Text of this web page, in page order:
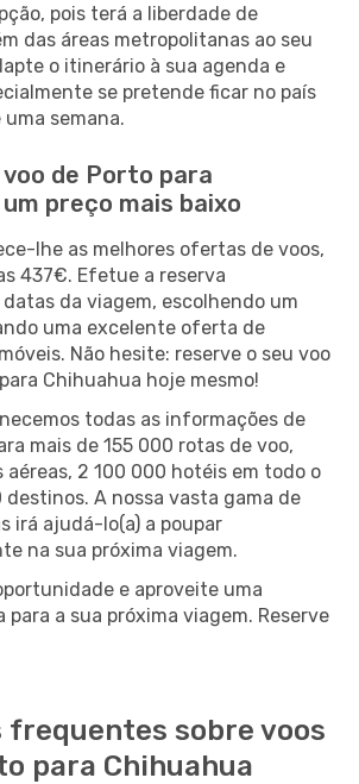
pois terá a liberdade de
das áreas metropolitanas ao seu
o itinerário à sua agenda e
se pretende ficar no país
semana.
de Porto para
preço mais baixo
lhe as melhores ofertas de voos,
437€. Efetue a reserva
da viagem, escolhendo um
uma excelente oferta de
Não hesite: reserve o seu voo
Chihuahua hoje mesmo!
todas as informações de
mais de 155 000 rotas de voo,
aéreas, 2 100 000 hotéis em todo o
A nossa vasta gama de
irá ajudá-lo(a) a poupar
na sua próxima viagem.
e aproveite uma
a sua próxima viagem. Reserve
frequentes sobre voos
para Chihuahua